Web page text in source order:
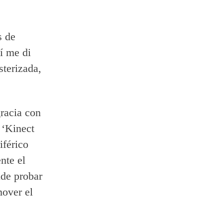
de
me di
con
el
probar
el